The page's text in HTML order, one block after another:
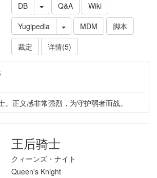
DB Q&A
Wiki
Yugipedia
MDM
脚本
裁定
详情(5)
。正义感非常强烈，为守护弱者而战。
王后骑士
クィーンズ・ナイト
Queen's Knight